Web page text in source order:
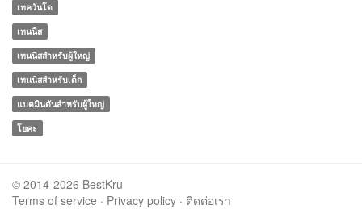
เทควันโด
เทนนิส
เทนนิสสำหรับผู้ใหญ่
เทนนิสสำหรับเด็ก
แบดมินตันสำหรับผู้ใหญ่
โยคะ
© 2014-2026 BestKru
Terms of service · Privacy policy · ติดต่อเรา